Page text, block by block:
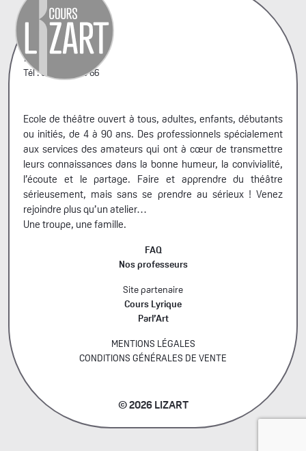
42, rue A. Penaud
75020 Paris
Tél : 06 44 66 99 66
Ecole de théâtre ouvert à tous, adultes, enfants, débutants
ou initiés, de 4 à 90 ans. Des professionnels spécialement
aux services des amateurs qui ont à cœur de transmettre
leurs connaissances dans la bonne humeur, la convivialité,
l’écoute et le partage. Faire et apprendre du théâtre
sérieusement, mais sans se prendre au sérieux ! Venez
rejoindre plus qu’un atelier…
Une troupe, une famille.
FAQ
Nos professeurs
Site partenaire
Cours Lyrique
Parl’Art
MENTIONS LÉGALES
CONDITIONS GÉNÉRALES DE VENTE
© 2026 LIZART